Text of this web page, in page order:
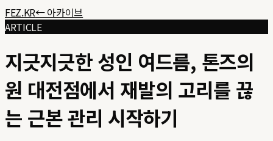
FEZ.KR← 아카이브
ARTICLE
지긋지긋한 성인 여드름, 톤즈의
원 대전점에서 재발의 고리를 끊
는 근본 관리 시작하기